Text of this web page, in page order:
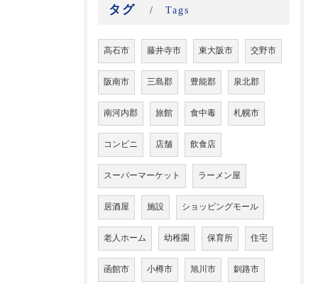
タグ Tags
高石市 藤井寺市 東大阪市 交野市
阪南市 三島郡 豊能郡 泉北郡
南河内郡 旅館 食中毒 札幌市
コンビニ 店舗 飲食店
スーパーマーケット ラーメン屋
居酒屋 施設 ショッピングモール
老人ホーム 幼稚園 保育所 住宅
函館市 小樽市 旭川市 釧路市